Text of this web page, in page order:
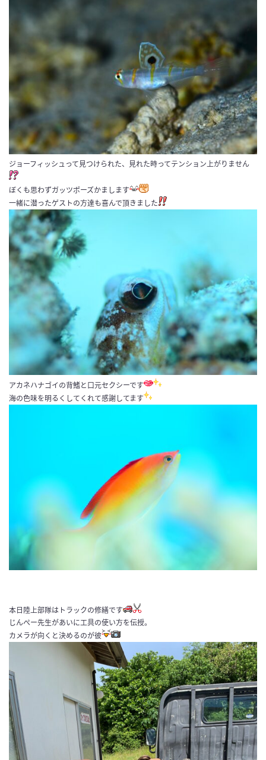
ジョーフィッシュって見つけられた、見れた時ってテンション上がりません
ぼくも思わずガッツポーズかまします
一緒に潜ったゲストの方達も喜んで頂きました
アカネハナゴイの背鰭と口元セクシーです
海の色味を明るくしてくれて感謝してます
本日陸上部隊はトラックの修繕です
じんぺー先生があいに工具の使い方を伝授。
カメラが向くと決めるのが彼